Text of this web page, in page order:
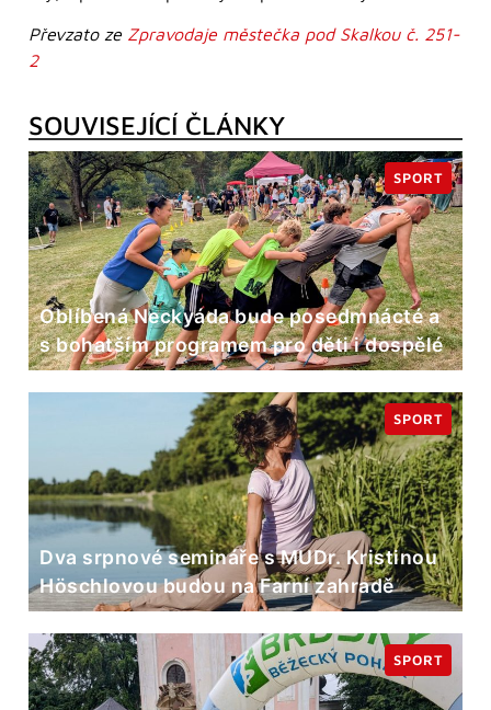
Převzato ze Zpravodaje městečka pod Skalkou č. 251-
2
SOUVISEJÍCÍ ČLÁNKY
Oblíbená Neckyáda bude posedmnácté a
s bohatším programem pro děti i dospělé
SPORT
Dva srpnové semináře s MUDr. Kristinou
Höschlovou budou na Farní zahradě
SPORT
SPORT